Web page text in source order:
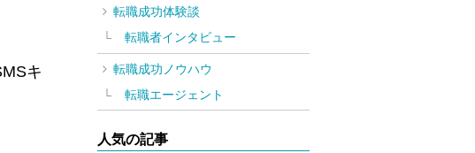
キ
転職成功体験談
転職者インタビュー
転職成功ノウハウ
転職エージェント
人気の記事